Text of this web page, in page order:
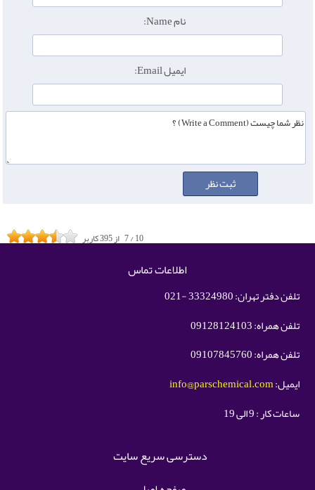
نام Name:
ایمیل Email:
7/10 از395کاربر
اطلاعات تماس
تلفن دفتر تهران: 33324980 -021
تلفن همراه: 09128124103
تلفن همراه: 09107845760
ایمیل:info@parschemical.com
ساعات کار : 9 الی 19
دسترسی سریع سایت